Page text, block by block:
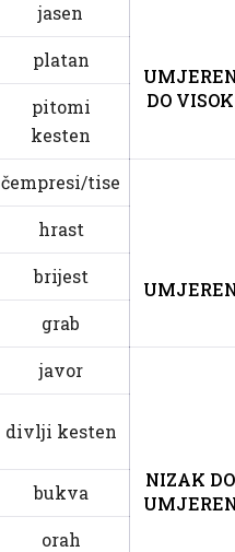
jasen
DO VISOK
platan
pitomi
kesten
čempresi/tise
hrast
brijest
grab
javor
NIZAK DO
divlji kesten
bukva
orah